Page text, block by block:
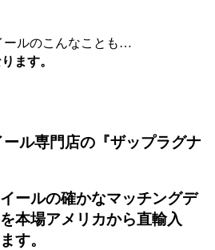
ールのこんなことも…
ます。
ル専門店の『ザップラグナ
ールの確かなマッチングデ
本場アメリカから直輸入
す。